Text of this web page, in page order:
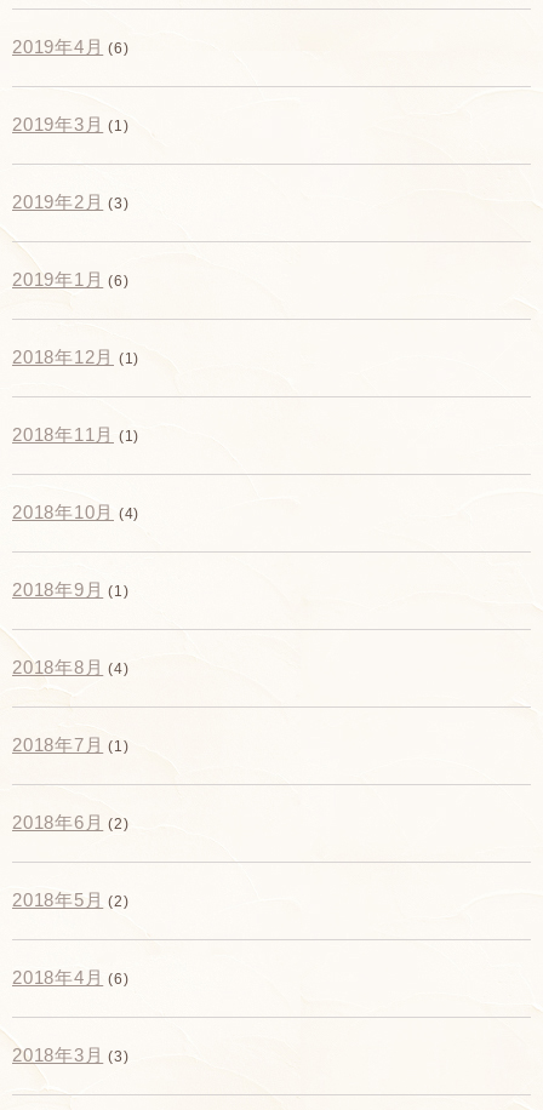
2019年4月 (6)
2019年3月 (1)
2019年2月 (3)
2019年1月 (6)
2018年12月 (1)
2018年11月 (1)
2018年10月 (4)
2018年9月 (1)
2018年8月 (4)
2018年7月 (1)
2018年6月 (2)
2018年5月 (2)
2018年4月 (6)
2018年3月 (3)